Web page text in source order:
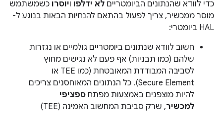
כדי לוודא שהנתונים הביומטריים לא ידלפו ויוסרו כשמשתמש
מוסר ממכשיר, צריך לפעול בהתאם להנחיות הבאות בנוגע ל-
HAL ביומטרי:
חשוב לוודא שנתונים ביומטריים גולמיים או נגזרות
שלהם (כמו תבניות) אף פעם לא נגישים מחוץ
לסביבה המבודדת המאובטחת (כמו TEE או
Secure Element). כל הנתונים המאוחסנים צריכים
להיות מוצפנים באמצעות מפתח ספציפי
למכשיר
, שרק סביבת המחשוב האמינה (TEE)